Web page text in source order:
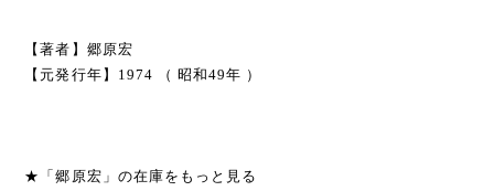
【著者】郷原宏
【元発行年】1974 （ 昭和49年 ）
★「郷原宏」の在庫をもっと見る